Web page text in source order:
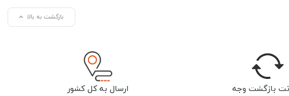
بازگشت به بالا
بازگشت وجه ارسال به کل کشور